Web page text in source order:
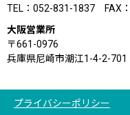
TEL：052-831-1837 FAX
大阪営業所
〒661-0976
兵庫県尼崎市潮江1-4-2-701
プライバシーポリシー